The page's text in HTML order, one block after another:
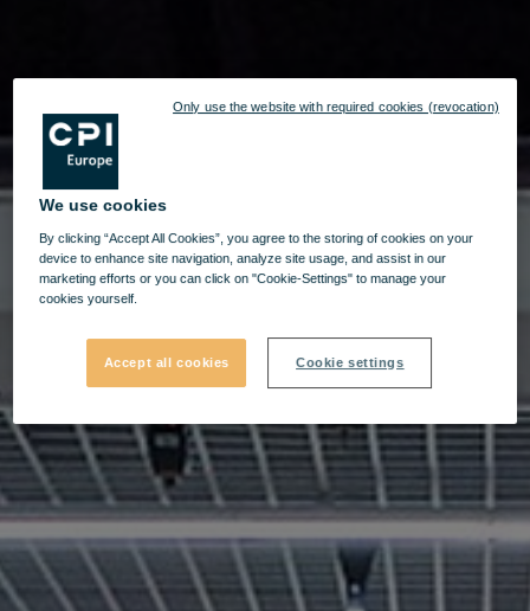
We use cookies
By clicking “Accept All Cookies”, you agree to the storing of cookies on your
device to enhance site navigation, analyze site usage, and assist in our
marketing efforts or you can click on "Cookie-Settings" to manage your
cookies yourself.
Accept all cookies Cookie settings
Only use the website with required cookies (revocation)